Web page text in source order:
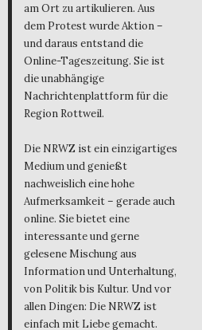
am Ort zu artikulieren. Aus
dem Protest wurde Aktion –
und daraus entstand die
Online-Tageszeitung. Sie ist
die unabhängige
Nachrichtenplattform für die
Region Rottweil.
Die NRWZ ist ein einzigartiges
Medium und genießt
nachweislich eine hohe
Aufmerksamkeit – gerade auch
online. Sie bietet eine
interessante und gerne
gelesene Mischung aus
Information und Unterhaltung,
von Politik bis Kultur. Und vor
allen Dingen: Die NRWZ ist
einfach mit Liebe gemacht.